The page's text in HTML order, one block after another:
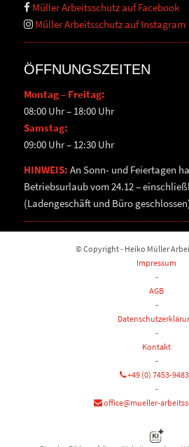
Müller Arbeitsschutz auf Facebook
Müller Arbeitsschutz auf Instagram
ÖFFNUNGSZEITEN
Montag – Freitag:
08:00 Uhr – 18:00 Uhr
Samstag:
09:00 Uhr – 12:30 Uhr
HINWEIS: An Sonn- und Feiertagen
Betriebsurlaub vom 24.12 –
(Ladengeschäft und Büro
© Copyright - Heiko Müller
Impressum
-
AGB
-
-
Kontakt
-
+49 (0) 7453-
-
office@mueller-